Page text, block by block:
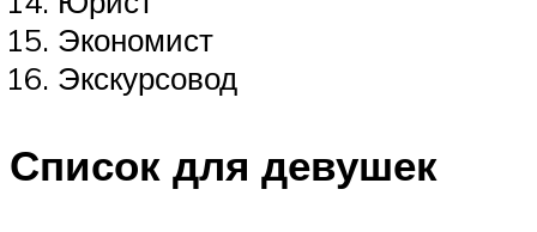
Экономист
Экскурсовод
Список для девушек